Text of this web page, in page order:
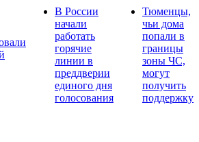
В России
начали
работать
горячие
линии в
преддверии
единого дня
голосования
Тюменцы,
чьи дома
попали в
границы
зоны ЧС,
могут
получить
поддержку